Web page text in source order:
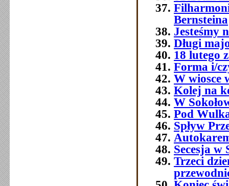
Bernsteina
Jesteśmy
Długi
18 lutego
Forma i/
W wiosce
Kolej na
W
Pod
Spływ
Secesja w
Trzeci